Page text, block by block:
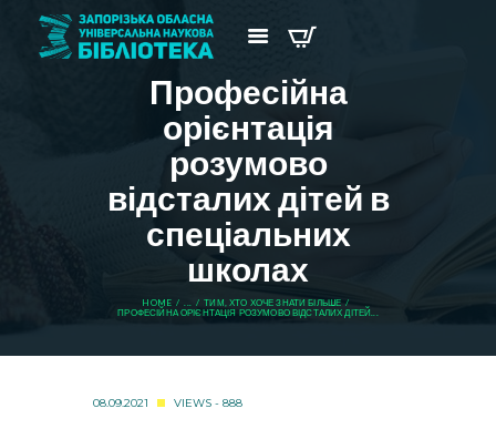
Професійна
орієнтація
розумово
відсталих дітей в
спеціальних
школах
HOME ...
ТИМ, ХТО ХОЧЕ ЗНАТИ БІЛЬШЕ
ПРОФЕСІЙНА ОРІЄНТАЦІЯ РОЗУМОВО ВІДСТАЛИХ ДІТЕЙ...
08.09.2021 VIEWS - 888